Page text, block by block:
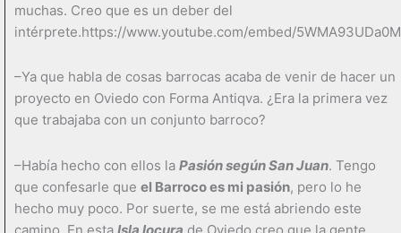
muchas. Creo que es un deber del
intérprete.https://www.youtube.com/embed/5WMA93UDa0M
–Ya que habla de cosas barrocas acaba de venir de hacer un
proyecto en Oviedo con Forma Antiqva. ¿Era la primera vez
que trabajaba con un conjunto barroco?
–Había hecho con ellos la Pasión según San Juan. Tengo
que confesarle que el Barroco es mi pasión, pero lo he
hecho muy poco. Por suerte, se me está abriendo este
camino. En esta Isla locura de Oviedo creo que la gente